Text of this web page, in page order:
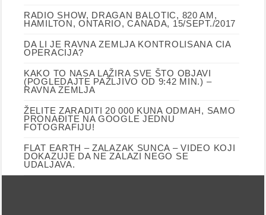
RADIO SHOW, DRAGAN BALOTIC, 820 AM,
HAMILTON, ONTARIO, CANADA, 15/SEPT./2017
DA LI JE RAVNA ZEMLJA KONTROLISANA CIA
OPERACIJA?
KAKO TO NASA LAŽIRA SVE ŠTO OBJAVI
(POGLEDAJTE PAŽLJIVO OD 9:42 MIN.) –
RAVNA ZEMLJA
ŽELITE ZARADITI 20 000 KUNA ODMAH, SAMO
PRONAĐITE NA GOOGLE JEDNU
FOTOGRAFIJU!
FLAT EARTH – ZALAZAK SUNCA – VIDEO KOJI
DOKAZUJE DA NE ZALAZI NEGO SE
UDALJAVA.